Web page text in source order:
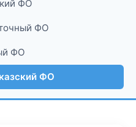
ФО
ФО
ФО
ФО